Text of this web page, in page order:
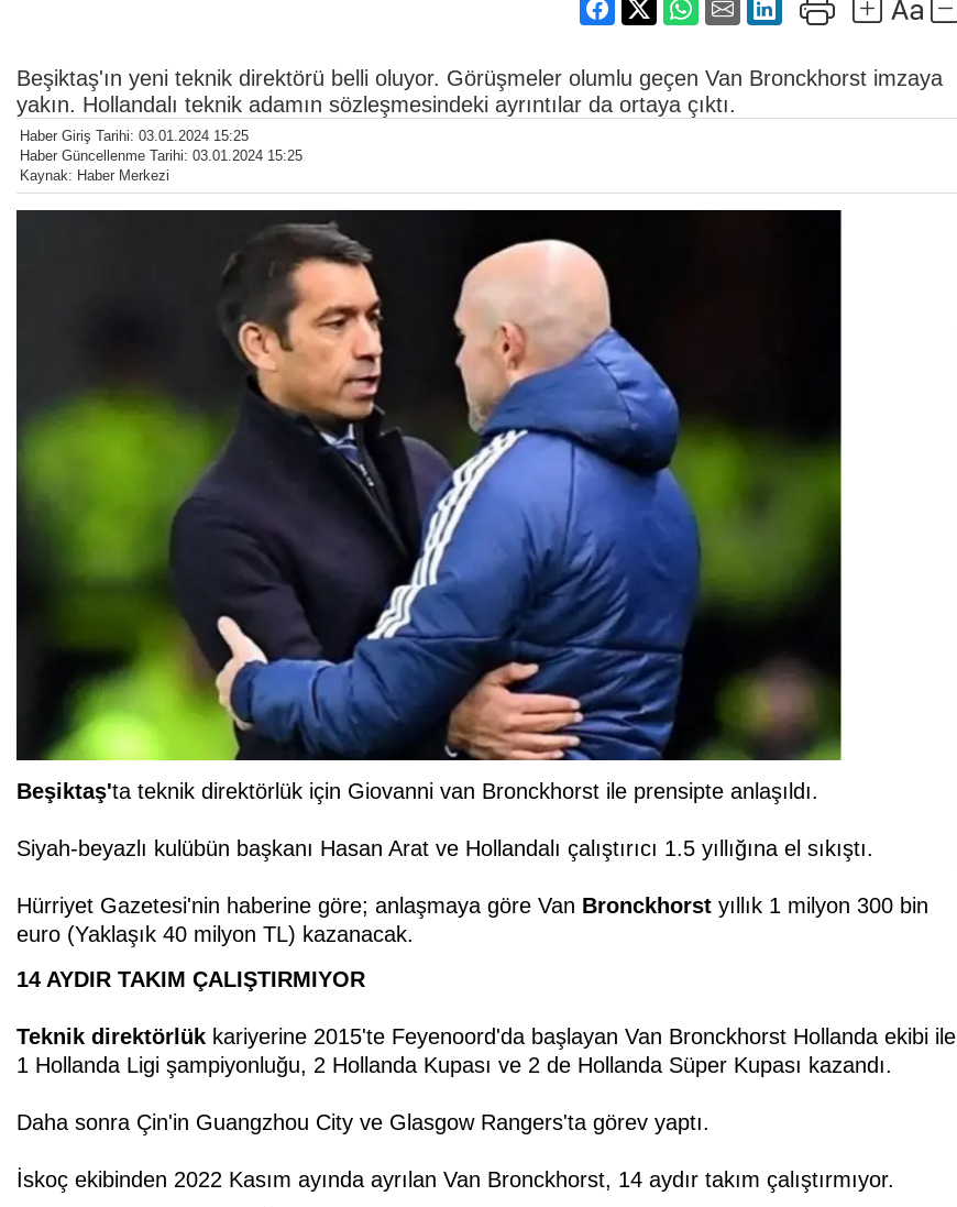
Beşiktaş'ın yeni teknik direktörü belli oluyor. Görüşmeler olumlu geçen Van Bronckhorst imzaya
yakın. Hollandalı teknik adamın sözleşmesindeki ayrıntılar da ortaya çıktı.
Haber Giriş Tarihi: 03.01.2024 15:25
Haber Güncellenme Tarihi: 03.01.2024 15:25
Kaynak: Haber Merkezi
Beşiktaş'ta teknik direktörlük için Giovanni van Bronckhorst ile prensipte anlaşıldı.
Siyah-beyazlı kulübün başkanı Hasan Arat ve Hollandalı çalıştırıcı 1.5 yıllığına el sıkıştı.
Hürriyet Gazetesi'nin haberine göre; anlaşmaya göre Van Bronckhorst yıllık 1 milyon 300 bin
euro (Yaklaşık 40 milyon TL) kazanacak.
14 AYDIR TAKIM ÇALIŞTIRMIYOR
Teknik direktörlük kariyerine 2015'te Feyenoord'da başlayan Van Bronckhorst Hollanda ekibi ile
1 Hollanda Ligi şampiyonluğu, 2 Hollanda Kupası ve 2 de Hollanda Süper Kupası kazandı.
Daha sonra Çin'in Guangzhou City ve Glasgow Rangers'ta görev yaptı.
İskoç ekibinden 2022 Kasım ayında ayrılan Van Bronckhorst, 14 aydır takım çalıştırmıyor.